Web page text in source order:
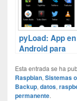
pyLoad: App en
Android para
descargas
Esta entrada se ha
Raspbian, Sistemas
Backup, datos,
permanente.